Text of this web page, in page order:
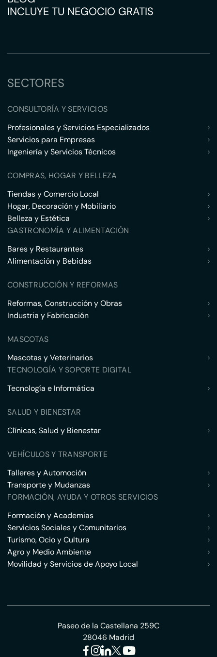
INCLUYE TU NEGOCIO GRATIS
SECTORES
CONSULTORÍA Y SERVICIOS
Profesionales y Servicios Especializados
›
Servicios para Empresas
›
Ingeniería y Servicios Técnicos
›
COMPRAS, HOGAR Y BELLEZA
Tiendas y Comercio Local
›
Hogar, Decoración y Mobiliario
›
Belleza y Estética
›
GASTRONOMÍA Y ALIMENTACIÓN
Bares y Restaurantes
›
Alimentación y Bebidas
›
CONSTRUCCIÓN Y REFORMAS
Reformas, Construcción y Obras
›
Industria y Fabricación
›
MASCOTAS
Mascotas y Veterinarios
›
TECNOLOGÍA Y SOPORTE DIGITAL
Tecnología e Informática
›
SALUD Y BIENESTAR
Clínicas, Salud y Bienestar
›
VEHÍCULOS Y TRANSPORTE
Talleres y Automoción
›
Transporte y Mudanzas
›
FORMACIÓN, AYUDA Y OTROS SERVICIOS
Formación y Academias
›
Servicios Sociales y Comunitarios
›
Turismo, Ocio y Cultura
›
Agro y Medio Ambiente
›
Movilidad y Servicios de Apoyo Local
›
Paseo de la Castellana 259C
28046 Madrid